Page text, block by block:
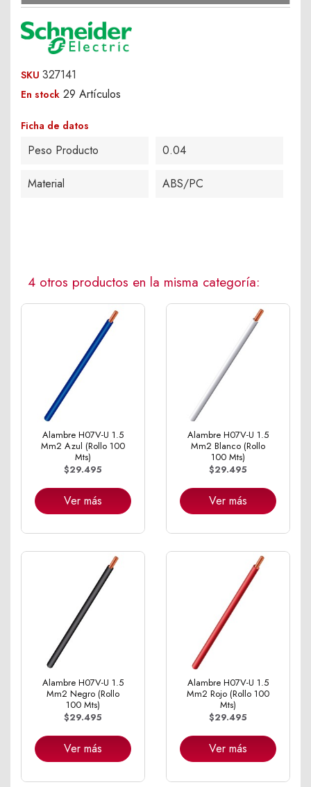
SKU 327141
En stock 29 Artículos
Ficha de datos
Peso Producto 0.04
Material ABS/PC
4 otros productos en la misma categoría:
Alambre H07V-U 1.5
Mm2 Azul (Rollo 100
Mts)
$29.495
Ver más
Alambre H07V-U 1.5
Mm2 Blanco (Rollo
100 Mts)
$29.495
Ver más
Alambre H07V-U 1.5
Mm2 Negro (Rollo
100 Mts)
$29.495
Ver más
Alambre H07V-U 1.5
Mm2 Rojo (Rollo 100
Mts)
$29.495
Ver más